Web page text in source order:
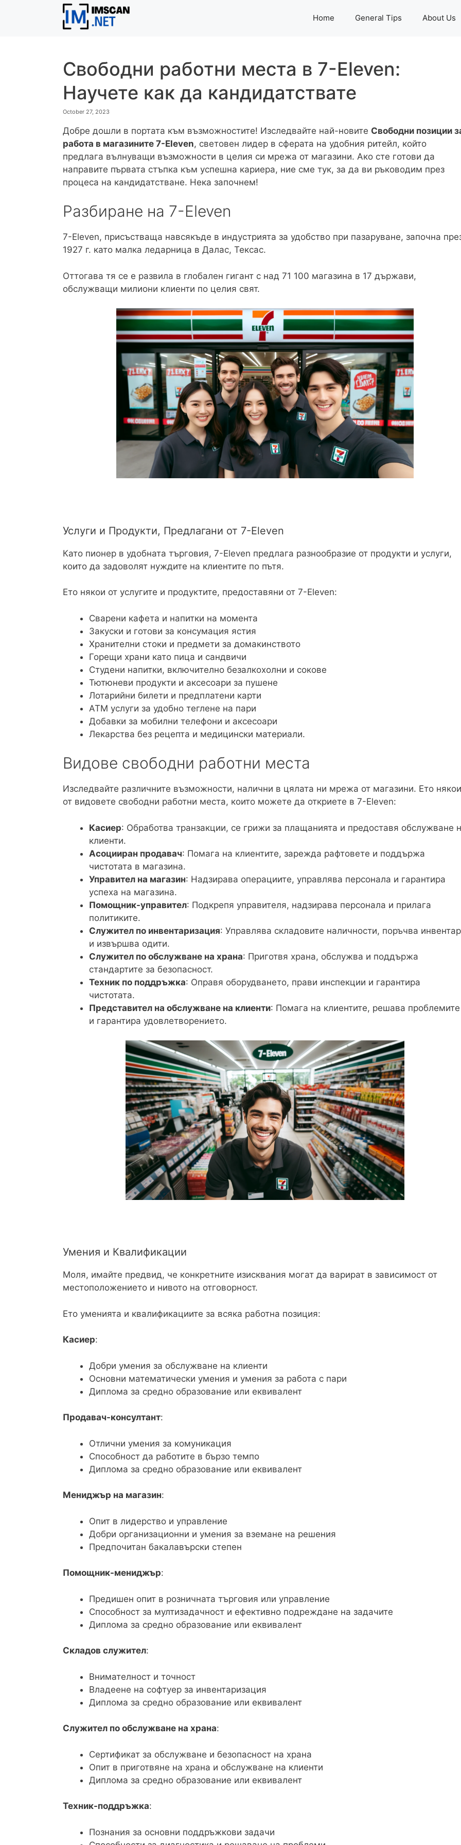
Home General Tips About Us
Свободни работни места в 7-Eleven:
Научете как да кандидатствате
October 27, 2023
Добре дошли в портата към възможностите! Изследвайте най-новите Свободни позиции
работа в магазините 7-Eleven, световен лидер в сферата на удобния ритейл, който
предлага вълнуващи възможности в целия си мрежа от магазини. Ако сте готови да
направите първата стъпка към успешна кариера, ние сме тук, за да ви ръководим през
процеса на кандидатстване. Нека започнем!
Разбиране на 7-Eleven
7-Eleven, присъстваща навсякъде в индустрията за удобство при пазаруване, започна
1927 г. като малка ледарница в Далас, Тексас.
Оттогава тя се е развила в глобален гигант с над 71 100 магазина в 17 държави,
обслужващи милиони клиенти по целия свят.
Услуги и Продукти, Предлагани от 7-Eleven
Като пионер в удобната търговия, 7-Eleven предлага разнообразие от продукти и услуги,
които да задоволят нуждите на клиентите по пътя.
Ето някои от услугите и продуктите, предоставяни от 7-Eleven:
Сварени кафета и напитки на момента
Закуски и готови за консумация ястия
Хранителни стоки и предмети за домакинството
Горещи храни като пица и сандвичи
Студени напитки, включително безалкохолни и сокове
Тютюневи продукти и аксесоари за пушене
Лотарийни билети и предплатени карти
АТМ услуги за удобно теглене на пари
Добавки за мобилни телефони и аксесоари
Лекарства без рецепта и медицински материали.
Видове свободни работни места
Изследвайте различните възможности, налични в цялата ни мрежа от магазини. Ето някои
от видовете свободни работни места, които можете да откриете в 7-Eleven:
Касиер: Обработва транзакции, се грижи за плащанията и предоставя обслужване
клиенти.
Асоцииран продавач: Помага на клиентите, зарежда рафтовете и поддържа
чистотата в магазина.
Управител на магазин: Надзирава операциите, управлява персонала и гарантира
успеха на магазина.
Помощник-управител: Подкрепя управителя, надзирава персонала и прилага
политиките.
Служител по инвентаризация: Управлява складовите наличности, поръчва
и извършва одити.
Служител по обслужване на храна: Приготвя храна, обслужва и поддържа
стандартите за безопасност.
Техник по поддръжка: Оправя оборудването, прави инспекции и гарантира
чистотата.
Представител на обслужване на клиенти: Помага на клиентите, решава проблемите
и гарантира удовлетворението.
Умения и Квалификации
Моля, имайте предвид, че конкретните изисквания могат да варират в зависимост от
местоположението и нивото на отговорност.
Ето уменията и квалификациите за всяка работна позиция:
Касиер:
Добри умения за обслужване на клиенти
Основни математически умения и умения за работа с пари
Диплома за средно образование или еквивалент
Продавач-консултант:
Отлични умения за комуникация
Способност да работите в бързо темпо
Диплома за средно образование или еквивалент
Мениджър на магазин:
Опит в лидерство и управление
Добри организационни и умения за вземане на решения
Предпочитан бакалавърски степен
Помощник-мениджър:
Предишен опит в розничната търговия или управление
Способност за мултизадачност и ефективно подреждане на задачите
Диплома за средно образование или еквивалент
Складов служител:
Внимателност и точност
Владеене на софтуер за инвентаризация
Диплома за средно образование или еквивалент
Служител по обслужване на храна:
Сертификат за обслужване и безопасност на храна
Опит в приготвяне на храна и обслужване на клиенти
Диплома за средно образование или еквивалент
Техник-поддръжка:
Познания за основни поддръжкови задачи